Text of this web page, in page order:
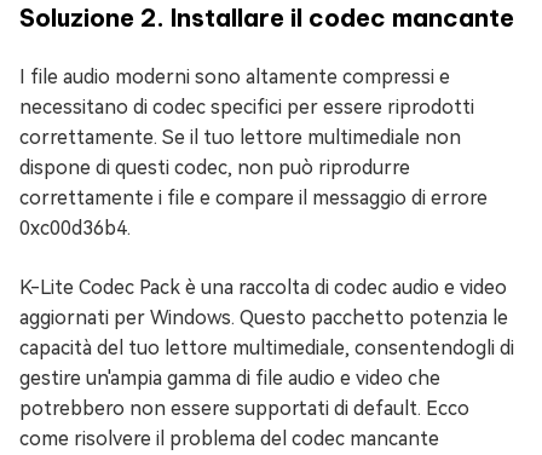
Soluzione 2. Installare il codec mancante
I file audio moderni sono altamente compressi e
necessitano di codec specifici per essere riprodotti
correttamente. Se il tuo lettore multimediale non
dispone di questi codec, non può riprodurre
correttamente i file e compare il messaggio di errore
0xc00d36b4.
K-Lite Codec Pack è una raccolta di codec audio e video
aggiornati per Windows. Questo pacchetto potenzia le
capacità del tuo lettore multimediale, consentendogli di
gestire un'ampia gamma di file audio e video che
potrebbero non essere supportati di default. Ecco
come risolvere il problema del codec mancante